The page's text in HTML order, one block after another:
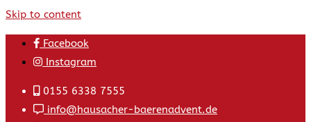
Skip to content
Facebook
Instagram
0155 6338 7555
info@hausacher-baerenadvent.de